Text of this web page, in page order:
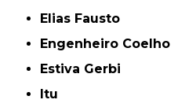
Elias Fausto
Engenheiro Coelho
Estiva Gerbi
Itu